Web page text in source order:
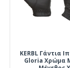
KERBL Γάντια
Gloria Χρώμα